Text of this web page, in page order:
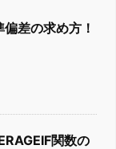
差の求め方！
関数の